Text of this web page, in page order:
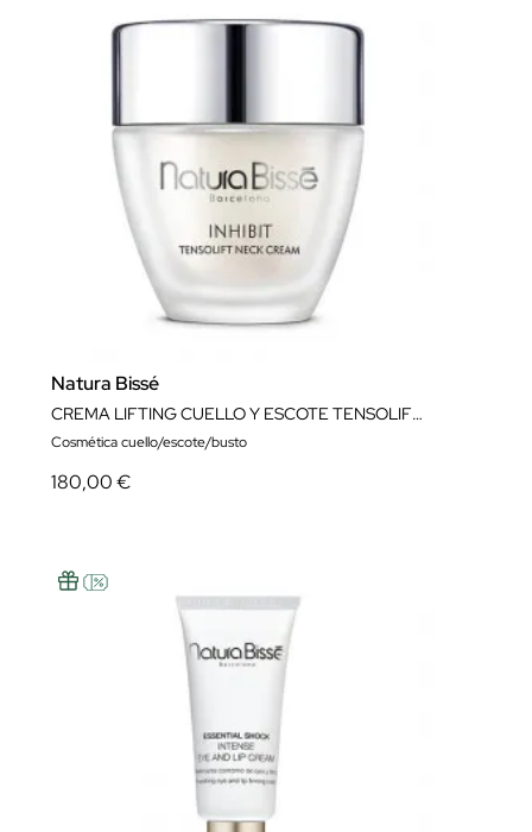
Natura Bissé
CREMA LIFTING CUELLO Y ESCOTE TENSOLIFT NECK CREAM 50 ML NATURA BISSÉ
Cosmética cuello/escote/busto
180,00 €